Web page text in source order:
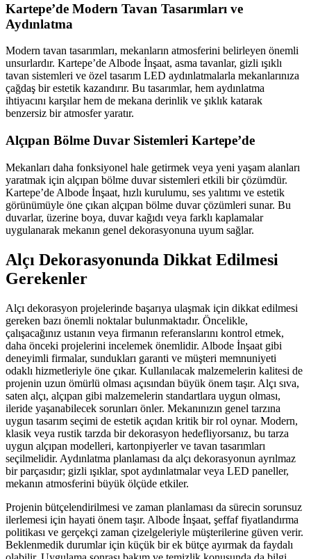
Kartepe’de Modern Tavan Tasarımları ve
Aydınlatma
Modern tavan tasarımları, mekanların atmosferini belirleyen önemli
unsurlardır. Kartepe’de Albode İnşaat, asma tavanlar, gizli ışıklı
tavan sistemleri ve özel tasarım LED aydınlatmalarla mekanlarınıza
çağdaş bir estetik kazandırır. Bu tasarımlar, hem aydınlatma
ihtiyacını karşılar hem de mekana derinlik ve şıklık katarak
benzersiz bir atmosfer yaratır.
Alçıpan Bölme Duvar Sistemleri Kartepe’de
Mekanları daha fonksiyonel hale getirmek veya yeni yaşam alanları
yaratmak için alçıpan bölme duvar sistemleri etkili bir çözümdür.
Kartepe’de Albode İnşaat, hızlı kurulumu, ses yalıtımı ve estetik
görünümüyle öne çıkan alçıpan bölme duvar çözümleri sunar. Bu
duvarlar, üzerine boya, duvar kağıdı veya farklı kaplamalar
uygulanarak mekanın genel dekorasyonuna uyum sağlar.
Alçı Dekorasyonunda Dikkat Edilmesi
Gerekenler
Alçı dekorasyon projelerinde başarıya ulaşmak için dikkat edilmesi
gereken bazı önemli noktalar bulunmaktadır. Öncelikle,
çalışacağınız ustanın veya firmanın referanslarını kontrol etmek,
daha önceki projelerini incelemek önemlidir. Albode İnşaat gibi
deneyimli firmalar, sundukları garanti ve müşteri memnuniyeti
odaklı hizmetleriyle öne çıkar. Kullanılacak malzemelerin kalitesi de
projenin uzun ömürlü olması açısından büyük önem taşır. Alçı sıva,
saten alçı, alçıpan gibi malzemelerin standartlara uygun olması,
ileride yaşanabilecek sorunları önler. Mekanınızın genel tarzına
uygun tasarım seçimi de estetik açıdan kritik bir rol oynar. Modern,
klasik veya rustik tarzda bir dekorasyon hedefliyorsanız, bu tarza
uygun alçıpan modelleri, kartonpiyerler ve tavan tasarımları
seçilmelidir. Aydınlatma planlaması da alçı dekorasyonun ayrılmaz
bir parçasıdır; gizli ışıklar, spot aydınlatmalar veya LED paneller,
mekanın atmosferini büyük ölçüde etkiler.
Projenin bütçelendirilmesi ve zaman planlaması da sürecin sorunsuz
ilerlemesi için hayati önem taşır. Albode İnşaat, şeffaf fiyatlandırma
politikası ve gerçekçi zaman çizelgeleriyle müşterilerine güven verir.
Beklenmedik durumlar için küçük bir ek bütçe ayırmak da faydalı